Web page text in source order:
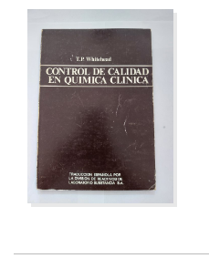
Infantil y juvenil
Infantil y juvenil. Nuevo!!
Infantil y juvenil. Nuevo!!!
Informática
Literatura fantástica
Literatura hispanoamericana